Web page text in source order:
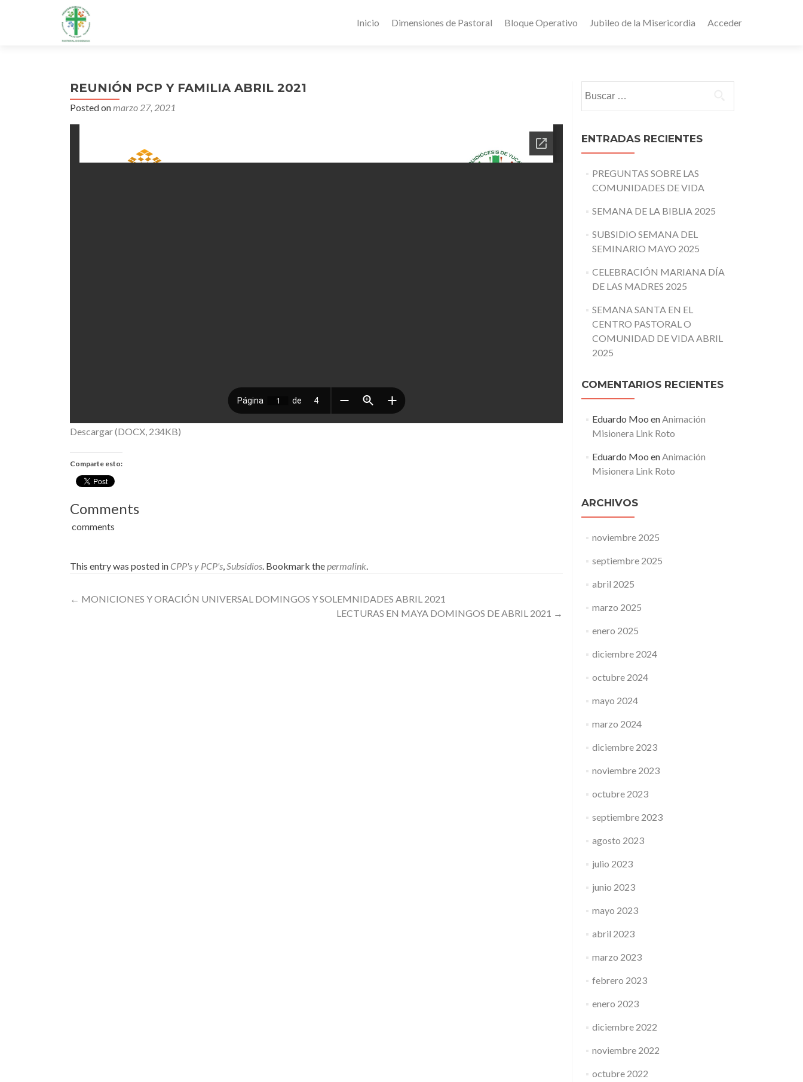
Inicio Dimensiones de Pastoral Bloque Operativo Jubileo de la Misericordia Acceder
REUNIÓN PCP Y FAMILIA ABRIL 2021
Posted onmarzo 27, 2021
Descargar (DOCX, 234KB)
Comparte esto:
Comments
comments
This entry was posted in CPP's y PCP's,Subsidios. Bookmark thepermalink.
Post
← MONICIONES Y ORACIÓN UNIVERSAL DOMINGOS Y SOLEMNIDADES ABRIL 2021
LECTURAS EN MAYA DOMINGOS DE ABRIL 2021 →
ENTRADAS RECIENTES
PREGUNTAS SOBRE LAS
COMUNIDADES DE VIDA
SEMANA DE LA BIBLIA 2025
SUBSIDIO SEMANA DEL
SEMINARIO MAYO 2025
CELEBRACIÓN MARIANA DÍA
DE LAS MADRES 2025
SEMANA SANTA EN EL
CENTRO PASTORAL O
COMUNIDAD DE VIDA ABRIL
2025
COMENTARIOS RECIENTES
Eduardo Moo enAnimación
Misionera Link Roto
Eduardo Moo enAnimación
Misionera Link Roto
ARCHIVOS
noviembre 2025
septiembre 2025
abril 2025
marzo 2025
enero 2025
diciembre 2024
octubre 2024
mayo 2024
marzo 2024
diciembre 2023
noviembre 2023
octubre 2023
septiembre 2023
agosto 2023
julio 2023
junio 2023
mayo 2023
abril 2023
marzo 2023
febrero 2023
enero 2023
diciembre 2022
noviembre 2022
octubre 2022